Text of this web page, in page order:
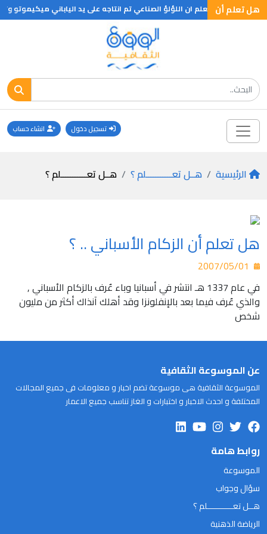
هل تعلم أن
تعلم هل تعلم ان اللؤلؤ الصناعي تم انتاجه على يد الياباني
تسجيل دخول انشاء حساب
الرئيسية هــل تعـــــــــــلم ؟ هــل تعـــــــــــلم ؟
هل تعلم أن الزكام الأسباني .. ؟
في عام 1337 هـ انتشر في أسبانيا وباء عٌرف بالزكام الأسباني ,
والذي عٌرف فيما بعد بالإنفلونزا وقد أهلك آنذاك أكثر من مليون
شخص
عن الموسوعة الثقافية
الموسوعة الثقافية هى موسوعة تضم اخبار و معلومات فى جميع المجالات
المختلفة و احدث الاخبار و اختبارات و الغاز تناسب جميع الاعمار
روابط هامة
الموسوعة
سؤال وجواب
هــل تعـــــــــــلم ؟
الرياضة الذهنية